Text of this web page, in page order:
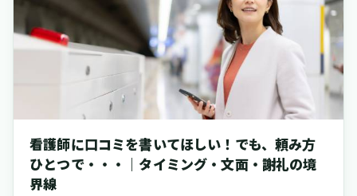
たり、求人広告を出し直したりする必要が生じ、結果的に採用
にかかる費用は、想定していた以上になってしまう可能性があ
ります。実際に、日本看護協会が公開している調査によると、
2023年度における正規雇用看護職員の離職率は11.3％、新卒で
はない、いわゆる既卒で採用された看護師の年度内離職率は
16.1％にのぼるとされています。これらの数字は少しずつ改善す
る傾向にはあるものの、決して小さな数字とは言えない状況で
ません」と感じられやすい部分、例えば「特に忙しくなる時間
帯」「お掃除や片付けといった業務」「お問い合わせの電話が
多い窓口」「オンコールの実際のところ」「院内の通りにくい
看護師に口コミを書いてほしい！でも、頼み方
ひとつで・・・｜タイミング・文面・謝礼の境
界線